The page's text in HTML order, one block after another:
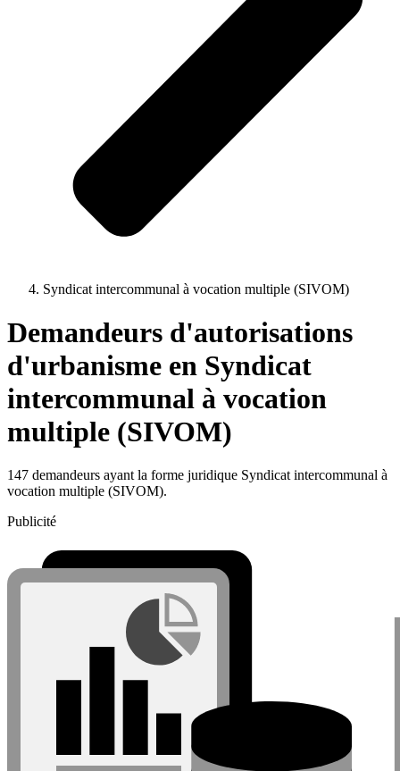
Syndicat intercommunal à vocation multiple (SIVOM)
Demandeurs d'autorisations
d'urbanisme en Syndicat
intercommunal à vocation
multiple (SIVOM)
147 demandeurs ayant la forme juridique Syndicat intercommunal à
vocation multiple (SIVOM).
Publicité